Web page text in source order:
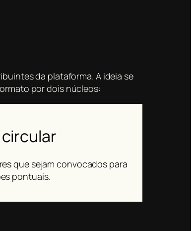
da plataforma. A ideia se
por dois núcleos:
que sejam convocados para
pontuais.